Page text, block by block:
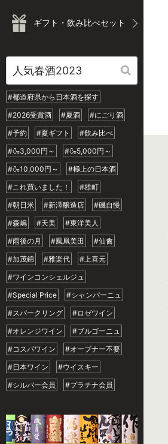
ギフト・飲み比べセット
#都道府県から日本酒を探す
#2026受賞酒
#夏酒
#にごり酒
#予約
#夏ギフト
#飲み比べ
#🍶3,000円～
#🍶5,000円～
#🍶10,000円～
#極上の日本酒
#これ買いました！
#雄町
#朝日米
#新澤醸造店
#磯自慢
#森嶋
#天美
#東洋美人
#雨後の月
#鳳凰美田
#仙禽
#加茂錦
#雅楽代
#上喜元
#ワインコンシェルジュ
#Special Price
#シャンパーニュ
#スパークリング
#ロゼワイン
#オレンジワイン
#ブルゴーニュ
#コスパワイン
#オープナー不要
#日本ワイン
#ウイスキー
#シルバー会員
#プラチナ会員